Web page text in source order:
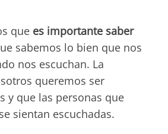
que es importante saber
sabemos lo bien que nos
nos escuchan. La
queremos ser
y que las personas que
sientan escuchadas.